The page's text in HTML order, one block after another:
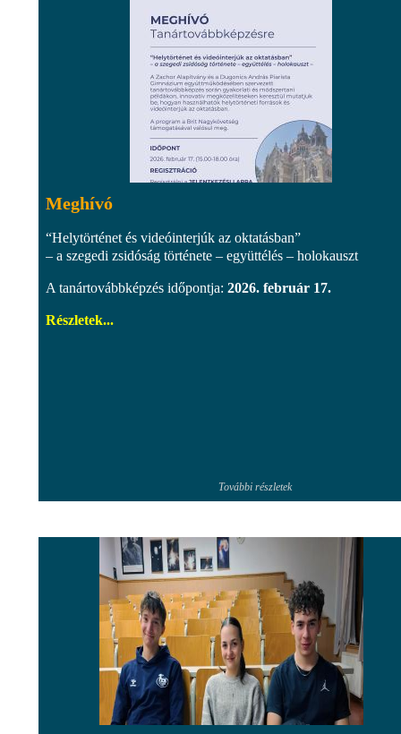
Meghívó
“Helytörténet és videóinterjúk az oktatásban”
– a szegedi zsidóság története – együttélés – holokauszt
A tanártovábbképzés időpontja: 2026. február 17.
Részletek...
További részletek